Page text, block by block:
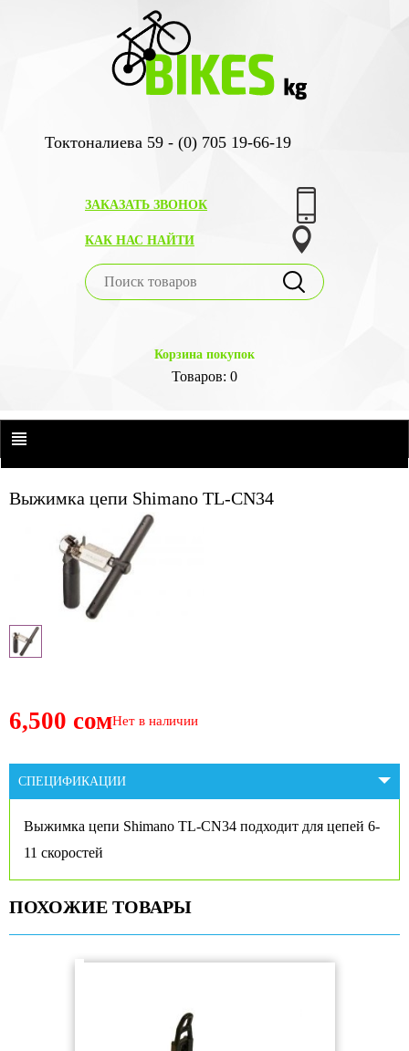
Токтоналиева 59 - (0) 705 19-66-19
ЗАКАЗАТЬ ЗВОНОК
КАК НАС НАЙТИ
Корзина покупок
Товаров: 0
Выжимка цепи Shimano TL-CN34
6,500 сомНет в наличии
СПЕЦИФИКАЦИИ
Выжимка цепи Shimano TL-CN34 подходит для цепей 6-
11 скоростей
ПОХОЖИЕ ТОВАРЫ